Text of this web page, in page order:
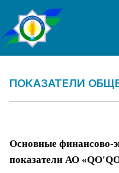
ПОКАЗАТЕЛИ
Основные финансово-
показатели АО